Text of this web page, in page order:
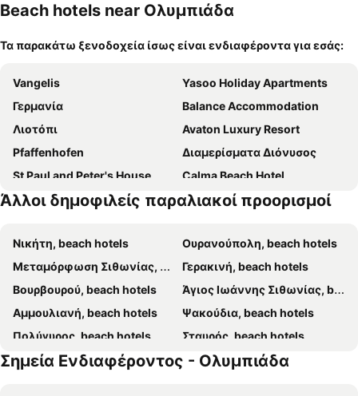
Beach hotels near Ολυμπιάδα
Τα παρακάτω ξενοδοχεία ίσως είναι ενδιαφέροντα για εσάς:
Vangelis
Yasoo Holiday Apartments
Γερμανία
Balance Accommodation
Λιοτόπι
Avaton Luxury Resort
Pfaffenhofen
Διαμερίσματα Διόνυσος
St Paul and Peter's House
Calma Beach Hotel
Villa Filimon
Assamaris
Villa Unbelposto
Amaryllis Studios
Lotos Apartments
Ρήχιος
Makedos Sea View
Πανσιόν Καρβουνόσκαλα
Casa Alegria
Άλλοι δημοφιλείς παραλιακοί προορισμοί
Νικήτη, beach hotels
Ουρανούπολη, beach hotels
Μεταμόρφωση Σιθωνίας, beach hotels
Γερακινή, beach hotels
Βουρβουρού, beach hotels
Άγιος Ιωάννης Σιθωνίας, beach hotels
Αμμουλιανή, beach hotels
Ψακούδια, beach hotels
Πολύγυρος, beach hotels
Σταυρός, beach hotels
Όρμος Παναγιάς, beach hotels
Ασπροβάλτα, beach hotels
Σημεία Ενδιαφέροντος - Ολυμπιάδα